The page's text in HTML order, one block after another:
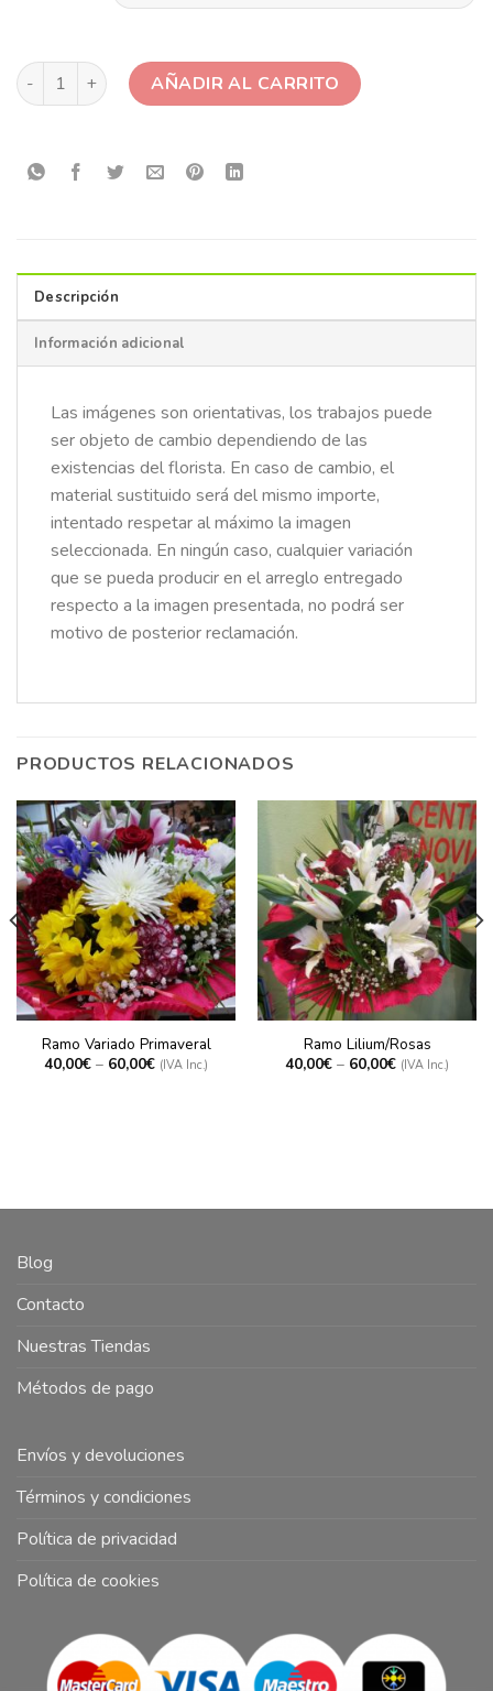
Ramo Gerberas cantidadAÑADIR AL CARRITO
Descripción
Información adicional
Las imágenes son orientativas, los trabajos puede
ser objeto de cambio dependiendo de las
existencias del florista. En caso de cambio, el
material sustituido será del mismo importe,
intentado respetar al máximo la imagen
seleccionada. En ningún caso, cualquier variación
que se pueda producir en el arreglo entregado
respecto a la imagen presentada, no podrá ser
motivo de posterior reclamación.
PRODUCTOS RELACIONADOS
Ramo Variado Primaveral
40,00€ – 60,00€ (IVA Inc.)
Ramo Lilium/Rosas
40,00€ – 60,00€ (IVA Inc.)
Blog
Contacto
Nuestras Tiendas
Métodos de pago
Envíos y devoluciones
Términos y condiciones
Política de privacidad
Política de cookies